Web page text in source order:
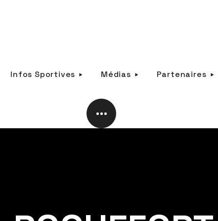
Infos Sportives Médias Partenaires